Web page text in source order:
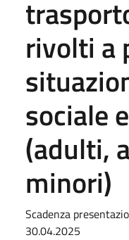
rivolti a
sociale
(adulti,
minori)
Scadenza
30.04.2025